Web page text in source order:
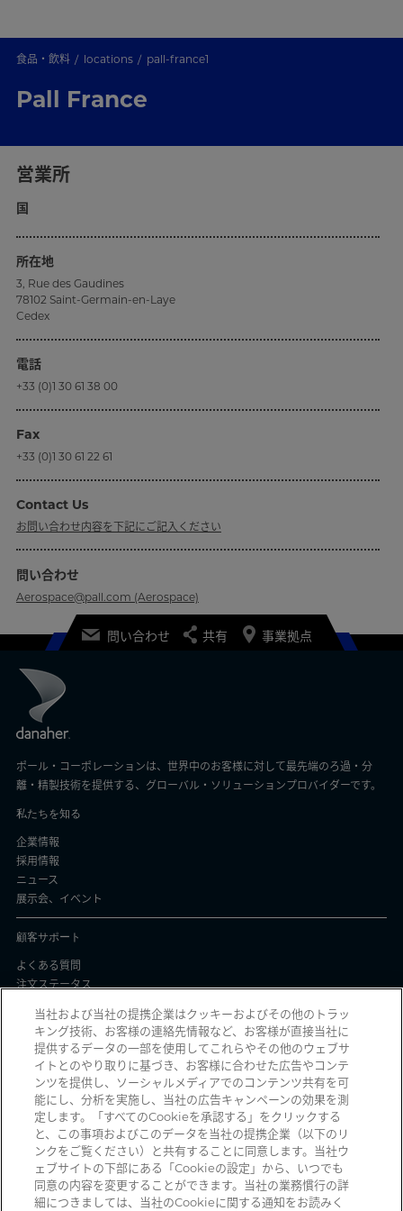
食品・飲料 locations pall-france1
Pall France
営業所
国
所在地
3, Rue des Gaudines
78102 Saint-Germain-en-Laye
Cedex
電話
+33 (0)1 30 61 38 00
Fax
+33 (0)1 30 61 22 61
Contact Us
お問い合わせ内容を下記にご記入ください
問い合わせ
Aerospace@pall.com (Aerospace)
問い合わせ 共有 事業拠点
ポール・コーポレーションは、世界中のお客様に対して最先端のろ過・分
離・精製技術を提供する、グローバル・ソリューションプロバイダーです。
私たちを知る
企業情報
採用情報
ニュース
展示会、イベント
顧客サポート
よくある質問
注文ステータス
プライバシーと使用
個人情報保護方針
契約条件
Manage Cookies
詐欺メールを受信していませんか？ 詐欺の疑いのある不審な電子メール、ソ
ーシャルメディアメッセージ、テキストメッセージ、または電話を受信した
当社および当社の提携企業はクッキーおよびその他のトラッ
キング技術、お客様の連絡先情報など、お客様が直接当社に
提供するデータの一部を使用してこれらやその他のウェブサ
イトとのやり取りに基づき、お客様に合わせた広告やコンテ
ンツを提供し、ソーシャルメディアでのコンテンツ共有を可
能にし、分析を実施し、当社の広告キャンペーンの効果を測
定します。「すべてのCookieを承認する」をクリックする
と、この事項およびこのデータを当社の提携企業（以下のリ
ンクをご覧ください）と共有することに同意します。当社ウ
ェブサイトの下部にある「Cookieの設定」から、いつでも
同意の内容を変更することができます。当社の業務慣行の詳
細につきましては、当社のCookieに関する通知をお読みく